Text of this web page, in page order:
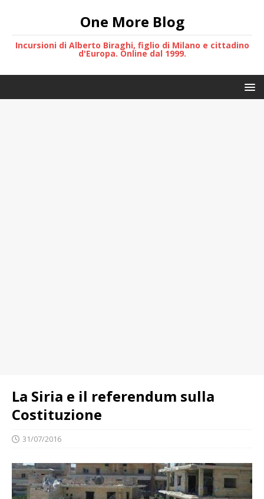
One More Blog
Incursioni di Alberto Biraghi, figlio di Milano e cittadino
d'Europa. Online dal 1999.
La Siria e il referendum sulla
Costituzione
31/07/2016